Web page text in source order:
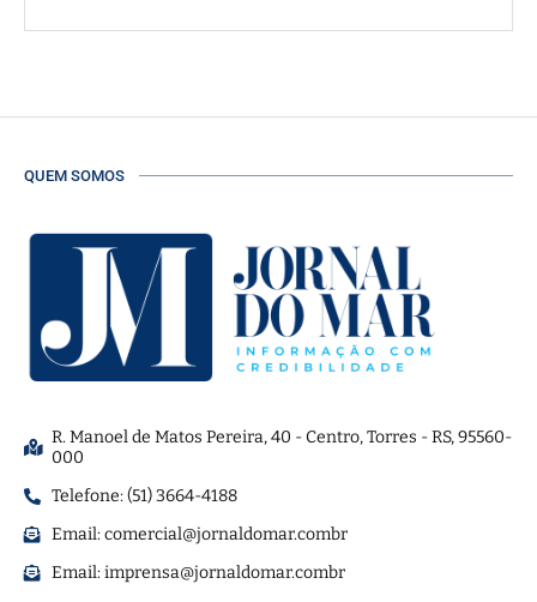
QUEM SOMOS
R. Manoel de Matos Pereira, 40 - Centro, Torres - RS, 95560-
000
Telefone: (51) 3664-4188
Email:comercial@jornaldomar.combr
Email:imprensa@jornaldomar.combr